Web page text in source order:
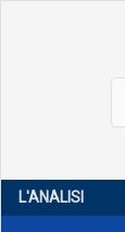
L'ANALISI